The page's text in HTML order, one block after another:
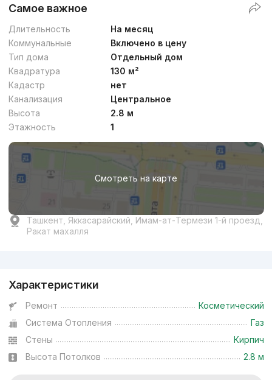
Самое важное
Длительность
На месяц
Коммунальные
Включено в цену
Тип дома
Отдельный дом
Квадратура
130 м²
Кадастр
нет
Канализация
Центральное
Высота
2.8 м
Этажность
1
Смотреть на карте
Ташкент, Яккасарайский, Имам-ат-Термези 1-й проезд,
Ракат махалля
Характеристики
Ремонт
Косметический
Система Отопления
Газ
Стены
Кирпич
Высота Потолков
2.8 м